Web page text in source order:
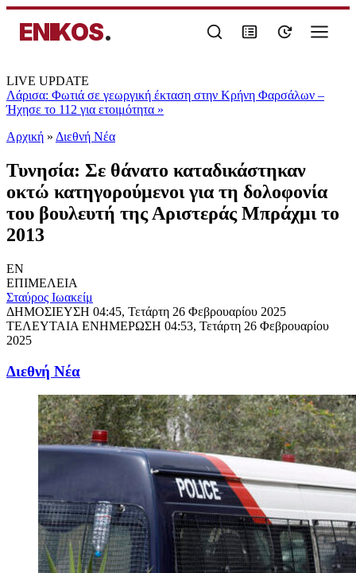
ENIKOS.
LIVE UPDATE
Λάρισα: Φωτιά σε γεωργική έκταση στην Κρήνη Φαρσάλων –
Ήχησε το 112 για ετοιμότητα »
Αρχική » Διεθνή Νέα
Τυνησία: Σε θάνατο καταδικάστηκαν
οκτώ κατηγορούμενοι για τη δολοφονία
του βουλευτή της Αριστεράς Μπράχμι το
2013
EN
ΕΠΙΜΕΛΕΙΑ
Σταύρος Ιωακείμ
ΔΗΜΟΣΙΕΥΣΗ 04:45, Τετάρτη 26 Φεβρουαρίου 2025
ΤΕΛΕΥΤΑΙΑ ΕΝΗΜΕΡΩΣΗ 04:53, Τετάρτη 26 Φεβρουαρίου
2025
Διεθνή Νέα